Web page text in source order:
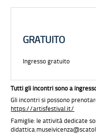
GRATUITO
Ingresso gratuito
Tutti gli incontri sono a
Gli incontri si possono
https://artisfestival.it/
Famiglie: le attività dedicate